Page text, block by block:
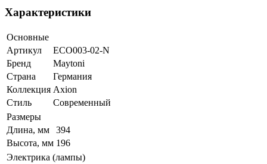
Характеристики
Основные
Артикул
ECO003-02-N
Бренд
Maytoni
Страна
Германия
Коллекция Аxion
Стиль
Современный
Размеры
Длина, мм
394
Высота, мм 196
Электрика (лампы)